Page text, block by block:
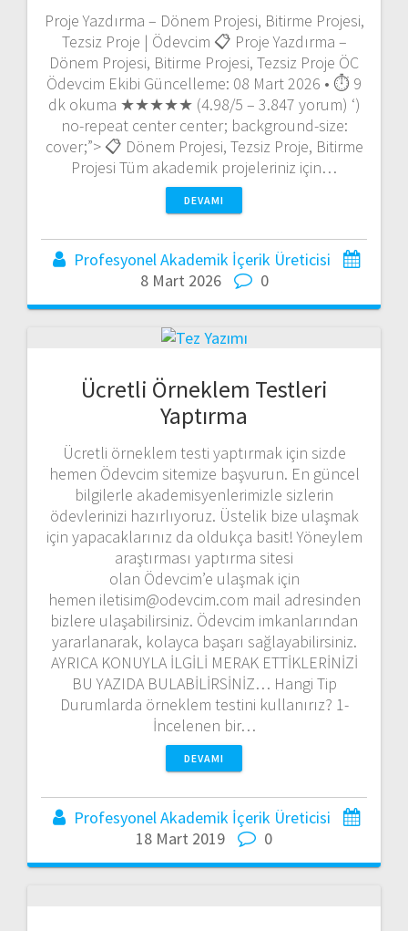
Proje Yazdırma – Dönem Projesi, Bitirme Projesi,
Tezsiz Proje | Ödevcim 📋 Proje Yazdırma –
Dönem Projesi, Bitirme Projesi, Tezsiz Proje ÖC
Ödevcim Ekibi Güncelleme: 08 Mart 2026 • ⏱️ 9
dk okuma ★★★★★ (4.98/5 – 3.847 yorum) ‘)
no-repeat center center; background-size:
cover;”> 📋 Dönem Projesi, Tezsiz Proje, Bitirme
Projesi Tüm akademik projeleriniz için…
DEVAMI
Profesyonel Akademik İçerik Üreticisi
8 Mart 2026
0
Ücretli Örneklem Testleri
Yaptırma
Ücretli örneklem testi yaptırmak için sizde
hemen Ödevcim sitemize başvurun. En güncel
bilgilerle akademisyenlerimizle sizlerin
ödevlerinizi hazırlıyoruz. Üstelik bize ulaşmak
için yapacaklarınız da oldukça basit! Yöneylem
araştırması yaptırma sitesi
olan Ödevcim’e ulaşmak için
hemen iletisim@odevcim.com mail adresinden
bizlere ulaşabilirsiniz. Ödevcim imkanlarından
yararlanarak, kolayca başarı sağlayabilirsiniz.
AYRICA KONUYLA İLGİLİ MERAK ETTİKLERİNİZİ
BU YAZIDA BULABİLİRSİNİZ… Hangi Tip
Durumlarda örneklem testini kullanırız? 1-
İncelenen bir…
DEVAMI
Profesyonel Akademik İçerik Üreticisi
18 Mart 2019
0